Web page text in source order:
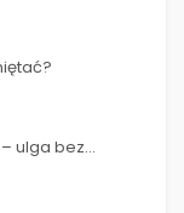
ulga bez...